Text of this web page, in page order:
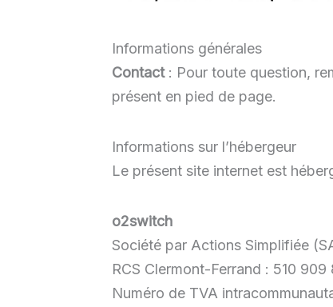
Informations générales
Contact: Pour toute question,
présent en pied de page.
Informations sur l’hébergeur
Le présent site internet est
o2switch
Société par Actions Simplifiée
RCS Clermont-Ferrand : 510 909
Numéro de TVA